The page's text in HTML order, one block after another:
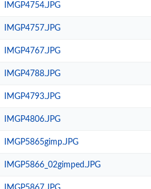
IMGP4754.JPG
IMGP4757.JPG
IMGP4767.JPG
IMGP4788.JPG
IMGP4793.JPG
IMGP4806.JPG
IMGP5865gimp.JPG
IMGP5866_02gimped.JPG